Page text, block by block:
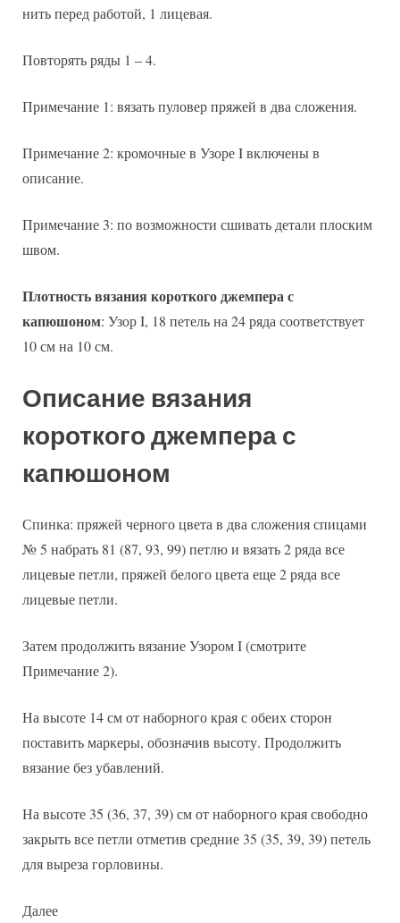
нить перед работой, 1 лицевая.
Повторять ряды 1 – 4.
Примечание 1: вязать пуловер пряжей в два сложения.
Примечание 2: кромочные в Узоре I включены в
описание.
Примечание 3: по возможности сшивать детали плоским
швом.
Плотность вязания короткого джемпера с
капюшоном: Узор I, 18 петель на 24 ряда соответствует
10 см на 10 см.
Описание вязания
короткого джемпера с
капюшоном
Спинка: пряжей черного цвета в два сложения спицами
№ 5 набрать 81 (87, 93, 99) петлю и вязать 2 ряда все
лицевые петли, пряжей белого цвета еще 2 ряда все
лицевые петли.
Затем продолжить вязание Узором I (смотрите
Примечание 2).
На высоте 14 см от наборного края с обеих сторон
поставить маркеры, обозначив высоту. Продолжить
вязание без убавлений.
На высоте 35 (36, 37, 39) см от наборного края свободно
закрыть все петли отметив средние 35 (35, 39, 39) петель
для выреза горловины.
Далее